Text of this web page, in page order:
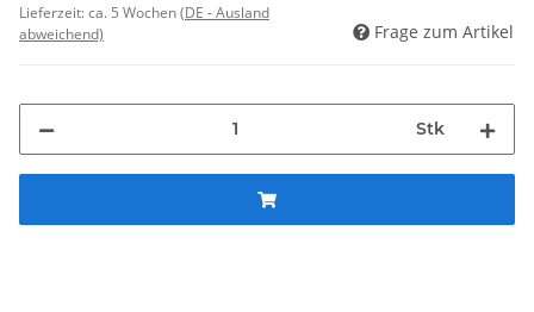
Lieferzeit:ca. 5 Wochen(DE - Ausland
abweichend)
Frage zum Artikel
Stk